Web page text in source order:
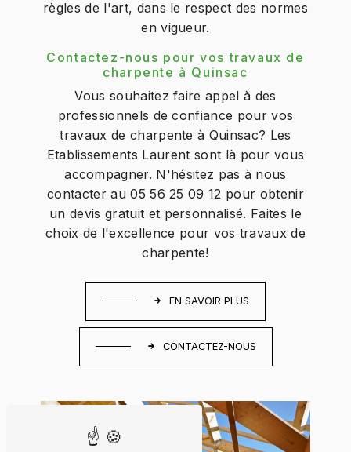
règles de l'art, dans le respect des normes
en vigueur.
Contactez-nous pour vos travaux de
charpente à Quinsac
Vous souhaitez faire appel à des
professionnels de confiance pour vos
travaux de charpente à Quinsac? Les
Etablissements Laurent sont là pour vous
accompagner. N'hésitez pas à nous
contacter au 05 56 25 09 12 pour obtenir
un devis gratuit et personnalisé. Faites le
choix de l'excellence pour vos travaux de
charpente!
EN SAVOIR PLUS
CONTACTEZ-NOUS